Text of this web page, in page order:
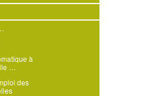
à
…
des